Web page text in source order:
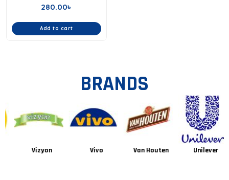
280.00৳
Add to cart
BRANDS
Vizyon Vivo Van Houten Unilever